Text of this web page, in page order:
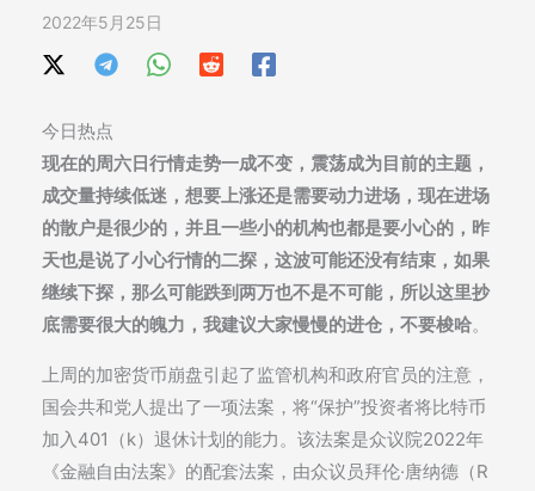
2022年5月25日
今日热点
现在的周六日行情走势一成不变，震荡成为目前的主题，
成交量持续低迷，想要上涨还是需要动力进场，现在进场
的散户是很少的，并且一些小的机构也都是要小心的，昨
天也是说了小心行情的二探，这波可能还没有结束，如果
继续下探，那么可能跌到两万也不是不可能，所以这里抄
底需要很大的魄力，我建议大家慢慢的进仓，不要梭哈。
上周的加密货币崩盘引起了监管机构和政府官员的注意，
国会共和党人提出了一项法案，将“保护”投资者将比特币
加入401（k）退休计划的能力。该法案是众议院2022年
《金融自由法案》的配套法案，由众议员拜伦·唐纳德（R